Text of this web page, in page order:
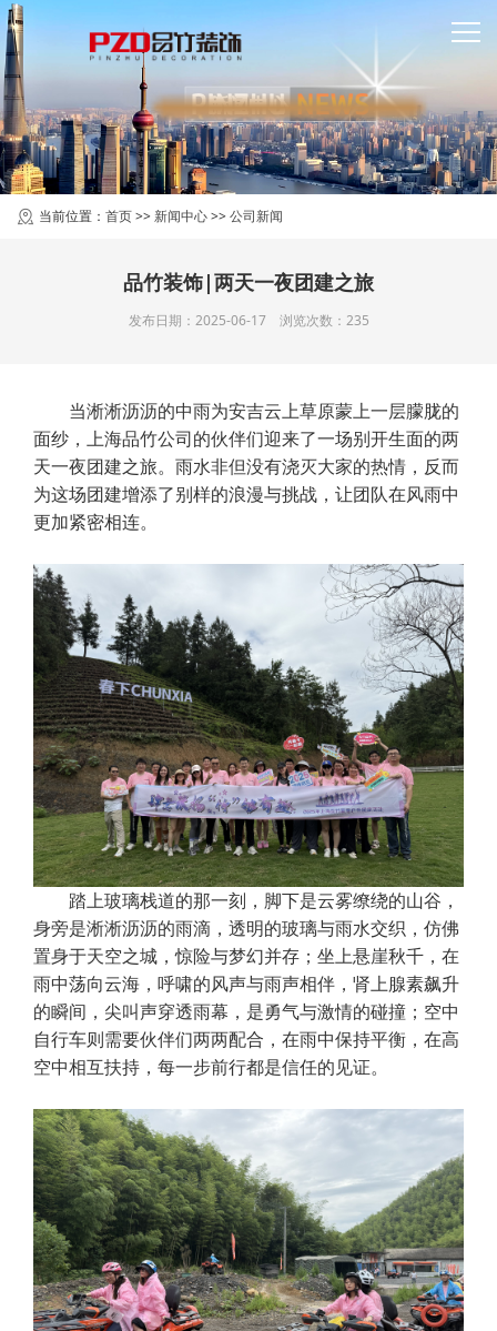
新闻中心
当前位置： 首页>> 新闻中心>>公司新闻
品竹装饰|两天一夜团建之旅
发布日期：2025-06-17 浏览次数：235
当淅淅沥沥的中雨为安吉云上草原蒙上一层朦胧的
面纱，上海品竹公司的伙伴们迎来了一场别开生面的两
天一夜团建之旅。雨水非但没有浇灭大家的热情，反而
为这场团建增添了别样的浪漫与挑战，让团队在风雨中
更加紧密相连。
踏上玻璃栈道的那一刻，脚下是云雾缭绕的山谷，
身旁是淅淅沥沥的雨滴，透明的玻璃与雨水交织，仿佛
置身于天空之城，惊险与梦幻并存；坐上悬崖秋千，在
雨中荡向云海，呼啸的风声与雨声相伴，肾上腺素飙升
的瞬间，尖叫声穿透雨幕，是勇气与激情的碰撞；空中
自行车则需要伙伴们两两配合，在雨中保持平衡，在高
空中相互扶持，每一步前行都是信任的见证。